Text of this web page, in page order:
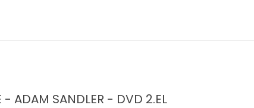
- ADAM SANDLER - DVD 2.EL